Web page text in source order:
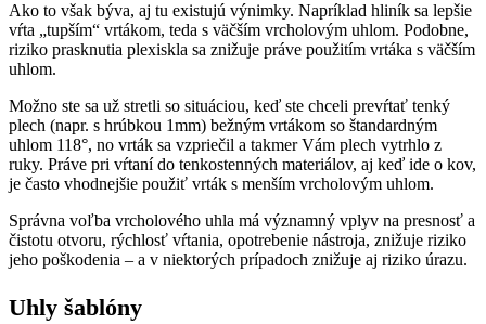
Ako to však býva, aj tu existujú výnimky. Napríklad hliník sa lepšie
vŕta „tupším“ vrtákom, teda s väčším vrcholovým uhlom. Podobne,
riziko prasknutia plexiskla sa znižuje práve použitím vrtáka s väčším
uhlom.
Možno ste sa už stretli so situáciou, keď ste chceli prevŕtať tenký
plech (napr. s hrúbkou 1mm) bežným vrtákom so štandardným
uhlom 118°, no vrták sa vzpriečil a takmer Vám plech vytrhlo z
ruky. Práve pri vŕtaní do tenkostenných materiálov, aj keď ide o kov,
je často vhodnejšie použiť vrták s menším vrcholovým uhlom.
Správna voľba vrcholového uhla má významný vplyv na presnosť a
čistotu otvoru, rýchlosť vŕtania, opotrebenie nástroja, znižuje riziko
jeho poškodenia – a v niektorých prípadoch znižuje aj riziko úrazu.
Uhly šablóny